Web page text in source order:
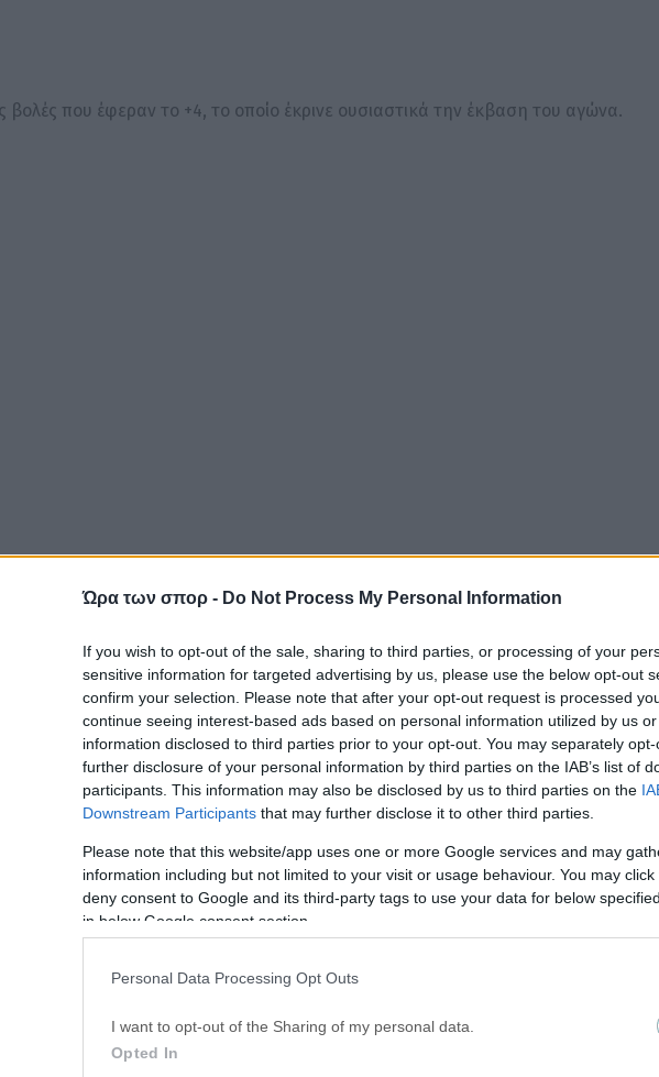
Ώρα των σπορ - Do Not Process My Personal Information
If you wish to opt-out of the sale, sharing to third parties, or processing of your
sensitive information for targeted advertising by us, please use the below opt-out
confirm your selection. Please note that after your opt-out request is processed
continue seeing interest-based ads based on personal information utilized by us
information disclosed to third parties prior to your opt-out. You may separately
further disclosure of your personal information by third parties on the IAB’s list of
participants. This information may also be disclosed by us to third parties on the
Downstream Participants that may further disclose it to other third parties.
Please note that this website/app uses one or more Google services and may
information including but not limited to your visit or usage behaviour. You may
deny consent to Google and its third-party tags to use your data for below
in below Google consent section.
Personal Data Processing Opt Outs
I want to opt-out of the Sharing of my personal data.
Opted In
βολές που έφεραν το +4, το οποίο έκρινε ουσιαστικά την έκβαση του αγώνα.
Stoiximan GBL
ΑΡΘΡΑ